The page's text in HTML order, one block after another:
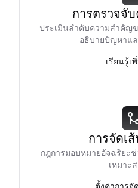
การตรวจจั
ประเมินลำดับความสำคัญ
อธิบายปัญหาแ
เรียนรู้เ
การจัดเ
กฎการมอบหมายอัจฉริยะ
เหมาะ
ตั้งค่าการจั